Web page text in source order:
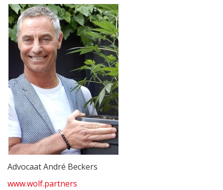
Advocaat André Beckers
www.wolf.partners